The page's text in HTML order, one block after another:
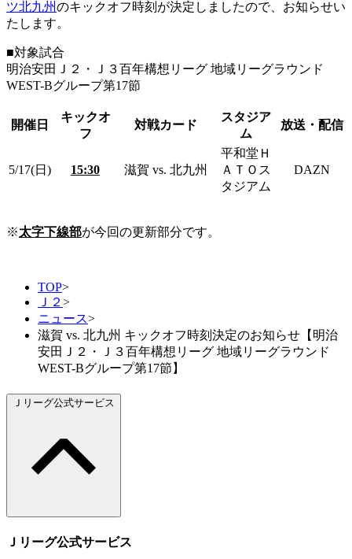
ツ北九州のキックオフ時刻が決定しましたので、お知らせい
たします。
■対象試合
明治安田Ｊ２・Ｊ３百年構想リーグ 地域リーグラウンド
WEST-Bグループ第17節
開催日
キックオ
フ
対戦カード
スタジア
ム
放送・配信
5/17(日) 15:30 滋賀 vs. 北九州
平和堂Ｈ
ＡＴＯス
タジアム
DAZN
※太字下線部が今回の更新部分です。
TOP>
Ｊ２ >
ニュース>
滋賀 vs. 北九州 キックオフ時刻決定のお知らせ【明治
安田Ｊ２・Ｊ３百年構想リーグ 地域リーグラウンド
WEST-Bグループ第17節】
Ｊリーグ公式サービス
Ｊリーグ公式サービス